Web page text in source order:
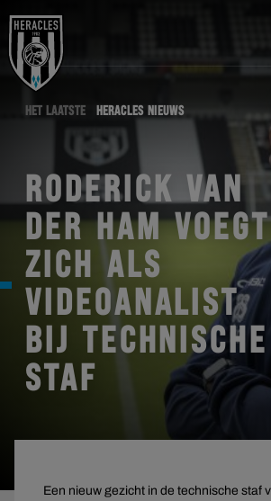
HET LAATSTE HERACLES NIEUWS
RODERICK VAN
DER HAM VOEGT
ZICH ALS
VIDEOANALIST
BIJ TECHNISCHE
STAF
Een nieuw gezicht in de technische staf